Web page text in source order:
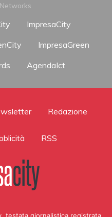
ImpresaCity
ImpresaGreen
AgendaIct
Redazione
RSS
testata giornalistica registrata